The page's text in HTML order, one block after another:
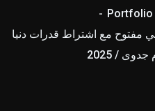
Portfolio
مع اشتراط قدرات دنيا